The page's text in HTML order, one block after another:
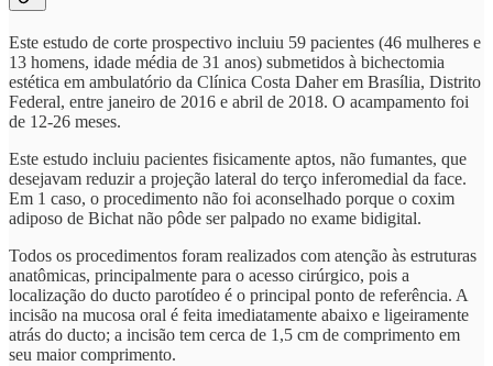
Este estudo de corte prospectivo incluiu 59 pacientes (46 mulheres e
13 homens, idade média de 31 anos) submetidos à bichectomia
estética em ambulatório da Clínica Costa Daher em Brasília, Distrito
Federal, entre janeiro de 2016 e abril de 2018. O acampamento foi
de 12-26 meses.
Este estudo incluiu pacientes fisicamente aptos, não fumantes, que
desejavam reduzir a projeção lateral do terço inferomedial da face.
Em 1 caso, o procedimento não foi aconselhado porque o coxim
adiposo de Bichat não pôde ser palpado no exame bidigital.
Todos os procedimentos foram realizados com atenção às estruturas
anatômicas, principalmente para o acesso cirúrgico, pois a
localização do ducto parotídeo é o principal ponto de referência. A
incisão na mucosa oral é feita imediatamente abaixo e ligeiramente
atrás do ducto; a incisão tem cerca de 1,5 cm de comprimento em
seu maior comprimento.